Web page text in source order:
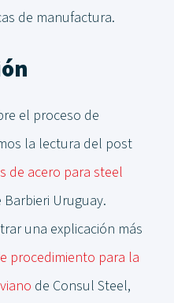
de manufactura.
el proceso de
la lectura del post
de acero para steel
Uruguay.
una explicación más
procedimiento para la
de Consul Steel,